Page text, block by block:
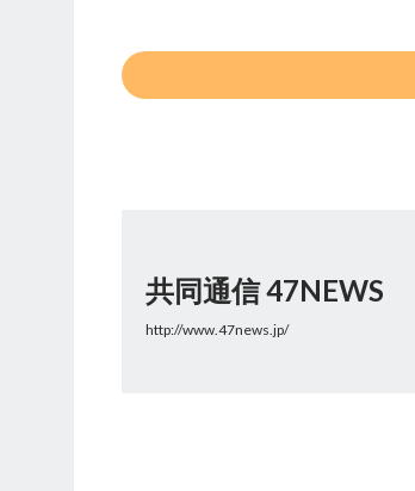
共同通信 47NEWS
http://www.47news.jp/